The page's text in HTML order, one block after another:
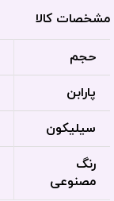
مشخصات کالا
حجم
پارابن
سیلیکون
رنگ
مصنوعی